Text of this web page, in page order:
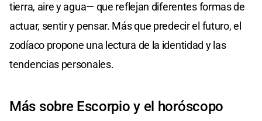
tierra, aire y agua— que reflejan diferentes formas de
actuar, sentir y pensar. Más que predecir el futuro, el
zodíaco propone una lectura de la identidad y las
tendencias personales.
Más sobre Escorpio y el horóscopo